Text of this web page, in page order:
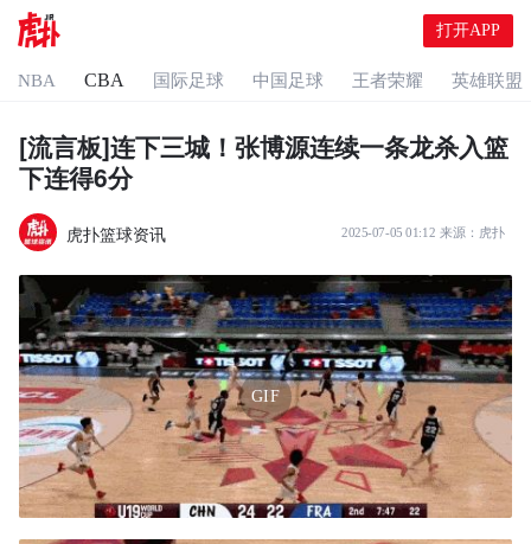
打开APP
NBA CBA 国际足球 中国足球 王者荣耀 英雄联盟
[流言板]连下三城！张博源连续一条龙杀入篮
下连得6分
虎扑篮球资讯 2025-07-05 01:12 来源： 虎扑
GIF